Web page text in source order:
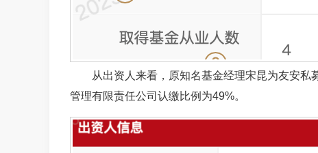
从出资人来看，原知名基金经理宋昆为友安
管理有限责任公司认缴比例为49%。